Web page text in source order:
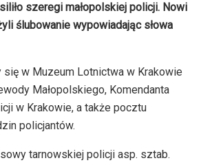
szeregi małopolskiej policji. Nowi
ślubowanie wypowiadając słowa
się w Muzeum Lotnictwa w Krakowie
Małopolskiego, Komendanta
w Krakowie, a także pocztu
policjantów.
tarnowskiej policji asp. sztab.